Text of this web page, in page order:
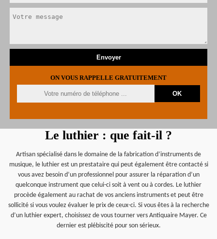
ON VOUS RAPPELLE GRATUITEMENT
Le luthier : que fait-il ?
Artisan spécialisé dans le domaine de la fabrication d’instruments de
musique, le luthier est un prestataire qui peut également être contacté si
vous avez besoin d’un professionnel pour assurer la réparation d’un
quelconque instrument que celui-ci soit à vent ou à cordes. Le luthier
procède également au rachat de vos anciens instruments et peut être
sollicité si vous voulez évaluer le prix de ceux-ci. Si vous êtes à la recherche
d’un luthier expert, choisissez de vous tourner vers Antiquaire Mayer. Ce
dernier est plébiscité pour son sérieux.